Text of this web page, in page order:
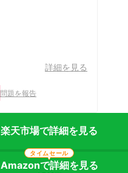
詳細を見る
問題を報告
楽天市場で詳細を見る
Amazonで詳細を見る
タイムセール